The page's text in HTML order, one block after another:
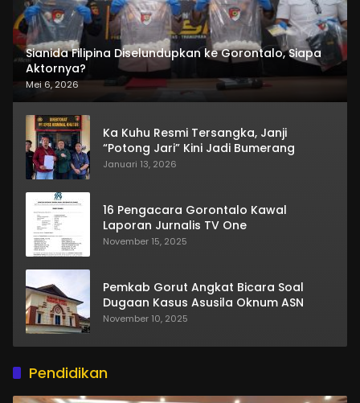
Sianida Filipina Diselundupkan ke Gorontalo, Siapa
Aktornya?
Mei 6, 2026
Ka Kuhu Resmi Tersangka, Janji
“Potong Jari” Kini Jadi Bumerang
Januari 13, 2026
16 Pengacara Gorontalo Kawal
Laporan Jurnalis TV One
November 15, 2025
Pemkab Gorut Angkat Bicara Soal
Dugaan Kasus Asusila Oknum ASN
November 10, 2025
Pendidikan